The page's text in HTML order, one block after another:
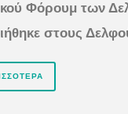
Φόρουμ των
στους